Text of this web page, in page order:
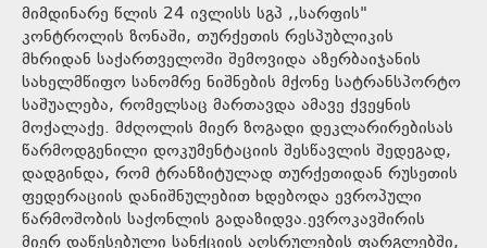
მიმდინარე წლის 24 ივლისს სგპ ,,სარფის"
კონტროლის ზონაში, თურქეთის რესპუბლიკის
მხრიდან საქართველოში შემოვიდა აზერბაიჯანის
სახელმწიფო სანომრე ნიშნების მქონე სატრანსპორტო
საშუალება, რომელსაც მართავდა ამავე ქვეყნის
მოქალაქე. მძღოლის მიერ ზოგადი დეკლარირებისას
წარმოდგენილი დოკუმენტაციის შესწავლის შედეგად,
დადგინდა, რომ ტრანზიტულად თურქეთიდან რუსეთის
ფედერაციის დანიშნულებით ხდებოდა ევროპული
წარმოშობის საქონლის გადაზიდვა.ევროკავშირის
მიერ დაწესებული სანქციის აღსრულების ფარგლებში,